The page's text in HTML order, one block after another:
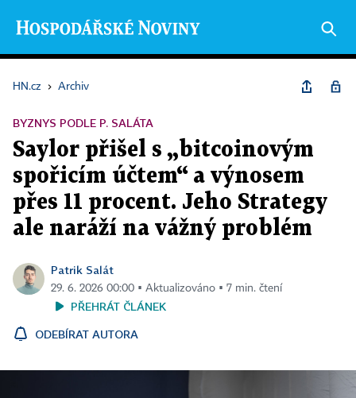
HN.cz › Archiv
BYZNYS PODLE P. SALÁTA
Saylor přišel s „bitcoinovým
spořicím účtem“ a výnosem
přes 11 procent. Jeho Strategy
ale naráží na vážný problém
Patrik Salát
29. 6. 2026 00:00 ▪ Aktualizováno ▪ 7 min. čtení
PŘEHRÁT ČLÁNEK
ODEBÍRAT AUTORA